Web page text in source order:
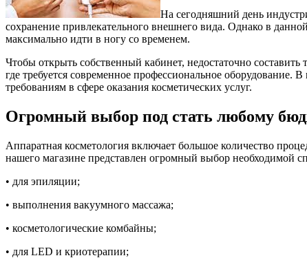
На сегодняшний день
сохранение привлекательного внешнего вида. Однако в
максимально идти в ногу со временем.
Чтобы открыть собственный кабинет, недостаточно
где требуется современное профессиональное
требованиям в сфере оказания косметических услуг.
Огромный выбор под стать любому
Аппаратная косметология включает большое количество
нашего магазине представлен огромный выбор необходимой
• для эпиляции;
• выполнения вакуумного массажа;
• косметологические комбайны;
• для LED и криотерапии;